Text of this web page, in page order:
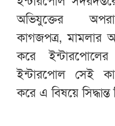
অভিযুক্তের
কাগজপত্র, মামলার
করে
ইন্টারপোল সেই
করে এ বিষয়ে সিদ্ধান্ত